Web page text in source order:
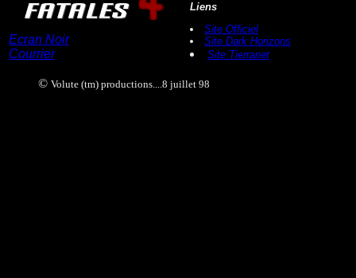
Ecran Noir
Courrier
Liens
Site Officiel
Site Dark Horizons
Site Tierranet
© Volute (tm) productions....8 juillet 98